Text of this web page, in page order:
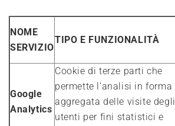
NOME
SERVIZIO
TIPO E FUNZIONALITÀ
Google
Analytics
Cookie di terze parti che
permette l’analisi in forma
aggregata delle visite degli
utenti per fini statistici e